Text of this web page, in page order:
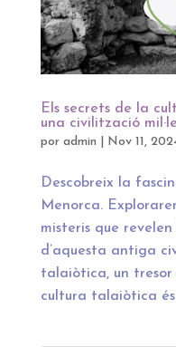
Els secrets de la
una civilització
por admin Nov 11,
Descobreix la
Menorca.
misteris que
d’aquesta antiga
talaiòtica, un
cultura talaiòtica és